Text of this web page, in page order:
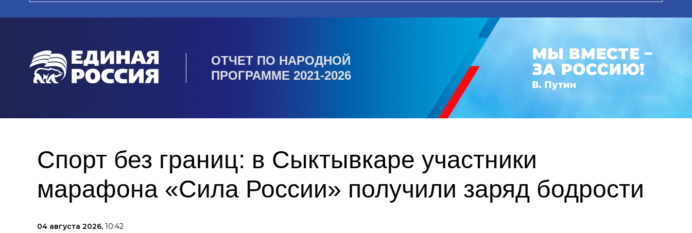
ОТЧЕТ ПО НАРОДНОЙ
ПРОГРАММЕ 2021-2026
Спорт без границ: в Сыктывкаре участники
марафона «Сила России» получили заряд бодрости
04 августа 2026, 10:42